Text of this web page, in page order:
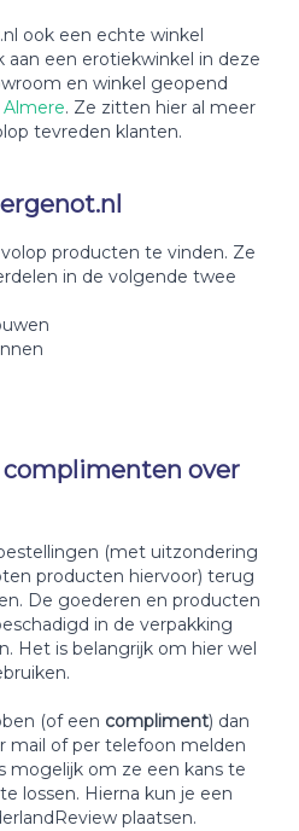
ook een echte winkel
een erotiekwinkel in deze
en winkel geopend
Almere. Ze zitten hier al meer
tevreden klanten.
producten te vinden. Ze
in de volgende twee
complimenten over
(met uitzondering
producten hiervoor) terug
De goederen en producten
in de verpakking
Het is belangrijk om hier wel
(of een compliment) dan
mail of per telefoon melden
mogelijk om ze een kans te
lossen. Hierna kun je een
plaatsen.